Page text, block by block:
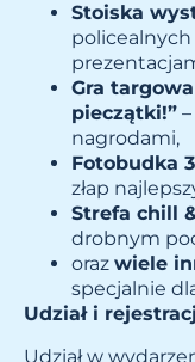
Stoiska
policealnych
Gra
pieczątki!”
nagrodami,
Fotobudka
złap
Strefa chill
drobnym
oraz wiele
specjalnie
Udział i
Udział w